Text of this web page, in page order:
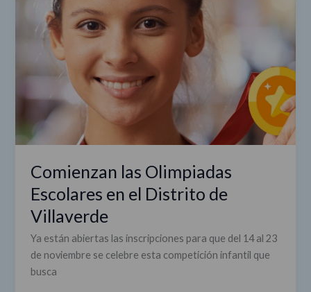
Comienzan las Olimpiadas
Escolares en el Distrito de
Villaverde
Ya están abiertas las inscripciones para que del 14 al 23
de noviembre se celebre esta competición infantil que
busca
Escolares
Distrito
Villaverde